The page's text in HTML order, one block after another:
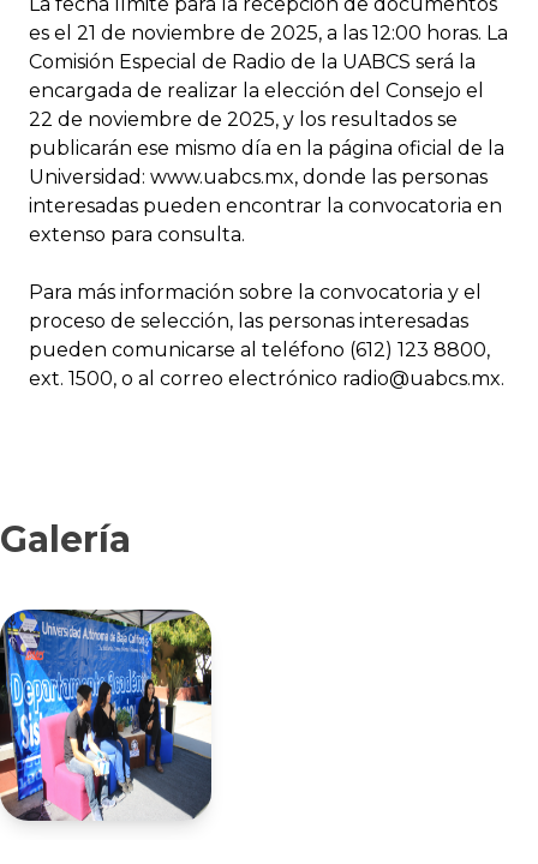
es el 21 de noviembre de 2025, a las 12:00 horas. La
Comisión Especial de Radio de la UABCS será la
encargada de realizar la elección del Consejo el
22 de noviembre de 2025, y los resultados se
publicarán ese mismo día en la página oficial de la
Universidad: www.uabcs.mx, donde las personas
interesadas pueden encontrar la convocatoria en
extenso para consulta.
Para más información sobre la convocatoria y el
proceso de selección, las personas interesadas
pueden comunicarse al teléfono (612) 123 8800,
ext. 1500, o al correo electrónico radio@uabcs.mx.
Galería